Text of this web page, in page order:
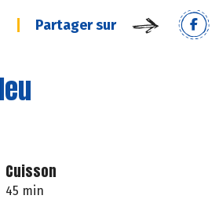
Partager sur
Cuisson
45 min